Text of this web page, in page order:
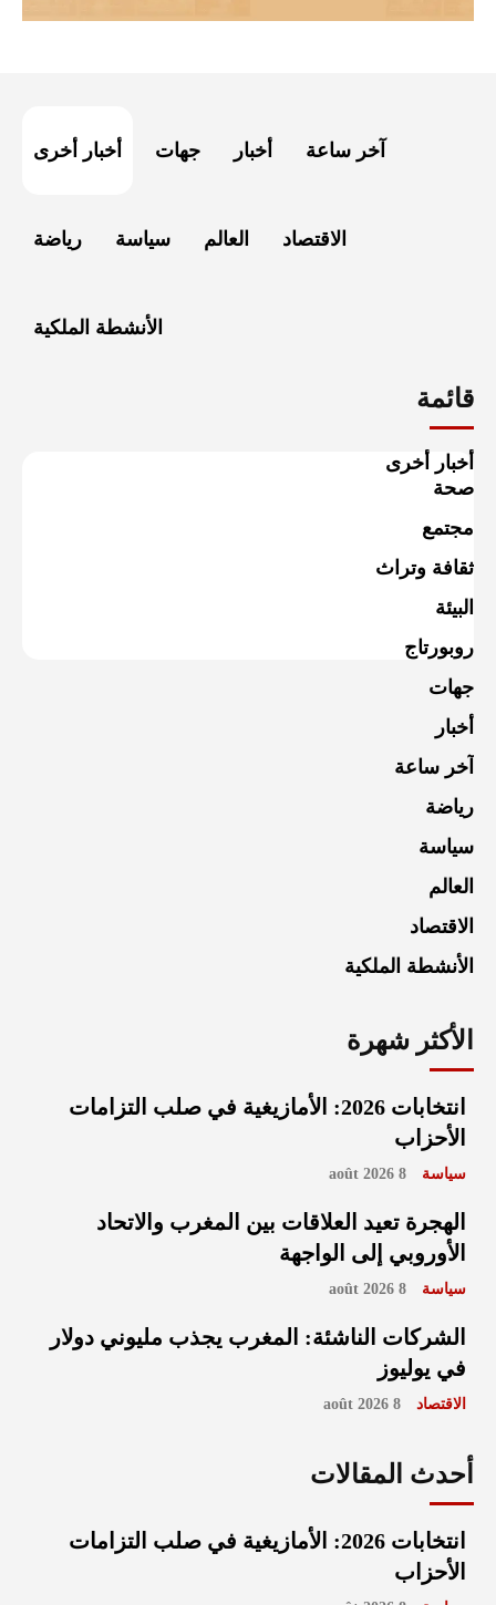
أخبار أخرى جهات أخبار آخر ساعة
رياضة سياسة العالم الاقتصاد
الأنشطة الملكية
قائمة
أخبار أخرى
صحة
مجتمع
ثقافة وتراث
البيئة
روبورتاج
جهات
أخبار
آخر ساعة
رياضة
سياسة
العالم
الاقتصاد
الأنشطة الملكية
الأكثر شهرة
انتخابات 2026: الأمازيغية في صلب التزامات
الأحزاب
سياسة 8 août 2026
الهجرة تعيد العلاقات بين المغرب والاتحاد
الأوروبي إلى الواجهة
سياسة 8 août 2026
الشركات الناشئة: المغرب يجذب مليوني دولار
في يوليوز
الاقتصاد 8 août 2026
أحدث المقالات
انتخابات 2026: الأمازيغية في صلب التزامات
الأحزاب